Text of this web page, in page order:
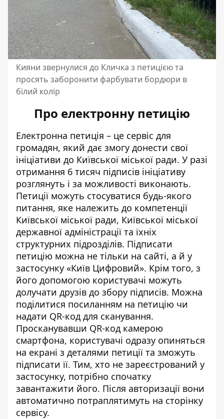
Кияни звернулися до Кличка з петицією та
просять заборонити фарбувати бордюри в
білий колір
Про електронну петицію
Електронна петиція – це сервіс для
громадян, який дає змогу донести свої
ініціативи до Київської міської ради. У разі
отримання 6 тисяч підписів ініціативу
розглянуть і за можливості виконають.
Петиції можуть стосуватися будь-якого
питання, яке належить до компетенції
Київської міської ради, Київської міської
державної адміністрації та їхніх
структурних підрозділів. Підписати
петицію можна не тільки на сайті, а й у
застосунку «Київ Цифровий». Крім того, з
його допомогою користувачі можуть
долучати друзів до збору підписів. Можна
поділитися посиланням на петицію чи
надати QR-код для сканування.
Просканувавши QR-код камерою
смартфона, користувачі одразу опиняться
на екрані з деталями петиції та зможуть
підписати її. Тим, хто не зареєстрований у
застосунку, потрібно спочатку
завантажити його. Після авторизації вони
автоматично потраплятимуть на сторінку
сервісу.